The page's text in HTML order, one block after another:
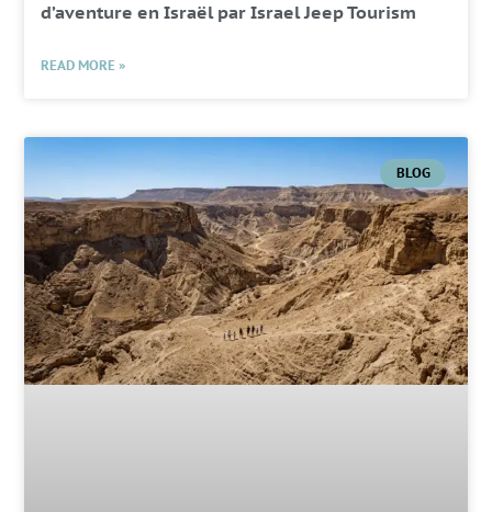
d’aventure en Israël par Israel Jeep Tourism
READ MORE »
BLOG